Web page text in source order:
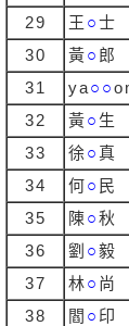
29 王 ○士
30 黃○ 郎
31 ya○○
32 黃○ 生
33 徐○真
34 何○ 民
35 陳○秋
36 劉 ○毅
37 林○ 尚
38 閻 ○ 印